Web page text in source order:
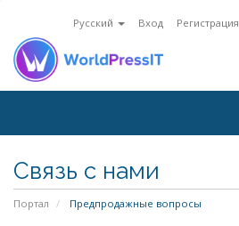
Русский Вход Регистрация
Связь с нами
Портал Предпродажные вопросы